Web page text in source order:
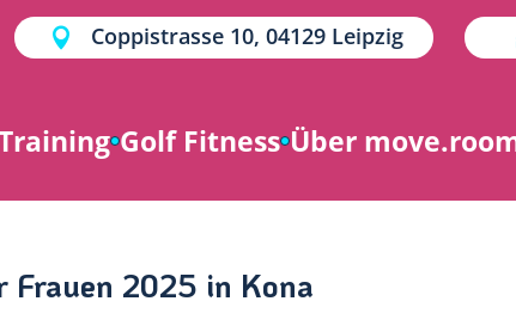
 Coppistrasse 10, 04129 Leipzig
Golf Fitness Über
Frauen 2025 in Kona